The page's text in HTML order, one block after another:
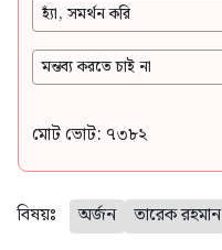
হ্যাঁ, সমর্থন করি
মন্তব্য করতে চাই না
মোট ভোট: ৭৩৮২
বিষয়ঃ অর্জন তারেক রহমান